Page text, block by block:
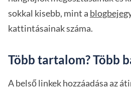
sokkal kisebb, mint a
kattintásainak száma.
Több tartalom? Több
A belső linkek hozzáadása az